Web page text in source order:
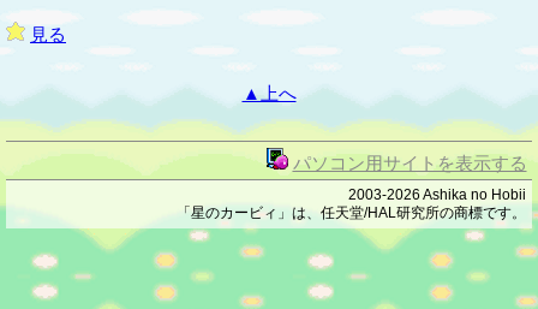
見る
▲上へ
パソコン用サイトを表示する
2003-2026 Ashika no Hobii
「星のカービィ」は、任天堂/HAL研究所の商標です。